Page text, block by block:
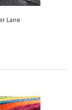
Lane